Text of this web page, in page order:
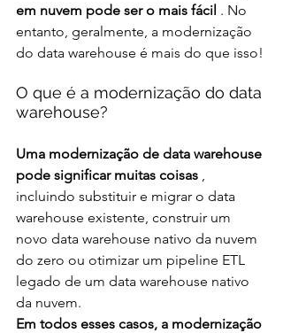
em nuvem pode ser o mais fácil . No
entanto, geralmente, a modernização
do data warehouse é mais do que isso!
O que é a modernização do data
warehouse?
Uma modernização de data warehouse
pode significar muitas coisas
incluindo substituir e migrar o data
warehouse existente, construir um
novo data warehouse nativo da nuvem
do zero ou otimizar um pipeline ETL
legado de um data warehouse nativo
da nuvem.
Em todos esses casos, a modernização